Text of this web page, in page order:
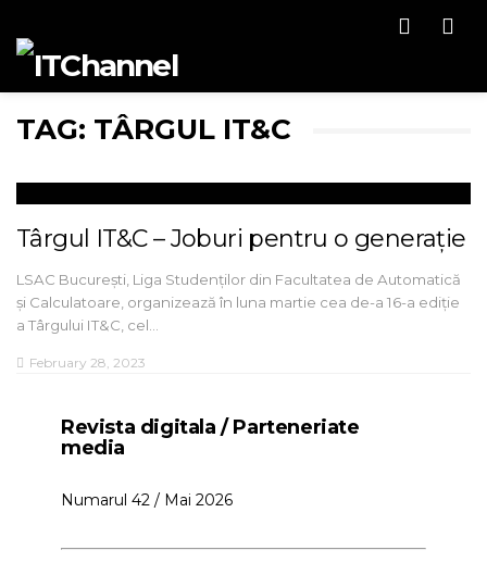
TAG: TÂRGUL IT&C
Târgul IT&C – Joburi pentru o generație
LSAC București, Liga Studenților din Facultatea de Automatică
și Calculatoare, organizează în luna martie cea de-a 16-a ediție
a Târgului IT&C, cel…
February 28, 2023
Revista digitala / Parteneriate
media
Numarul 42 / Mai 2026